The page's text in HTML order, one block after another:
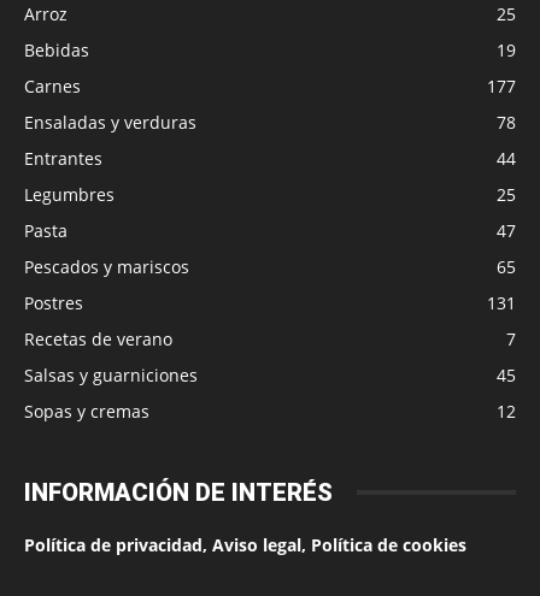
Arroz
25
Bebidas
19
Carnes
177
Ensaladas y verduras
78
Entrantes
44
Legumbres
25
Pasta
47
Pescados y mariscos
65
Postres
131
Recetas de verano
7
Salsas y guarniciones
45
Sopas y cremas
12
INFORMACIÓN DE INTERÉS
Política de privacidad, Aviso legal, Política de cookies